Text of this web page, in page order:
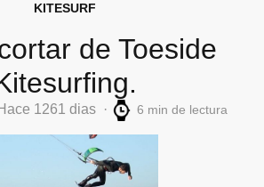
KITESURF
de Toeside
Hace 1261 dias 6 min de lectura